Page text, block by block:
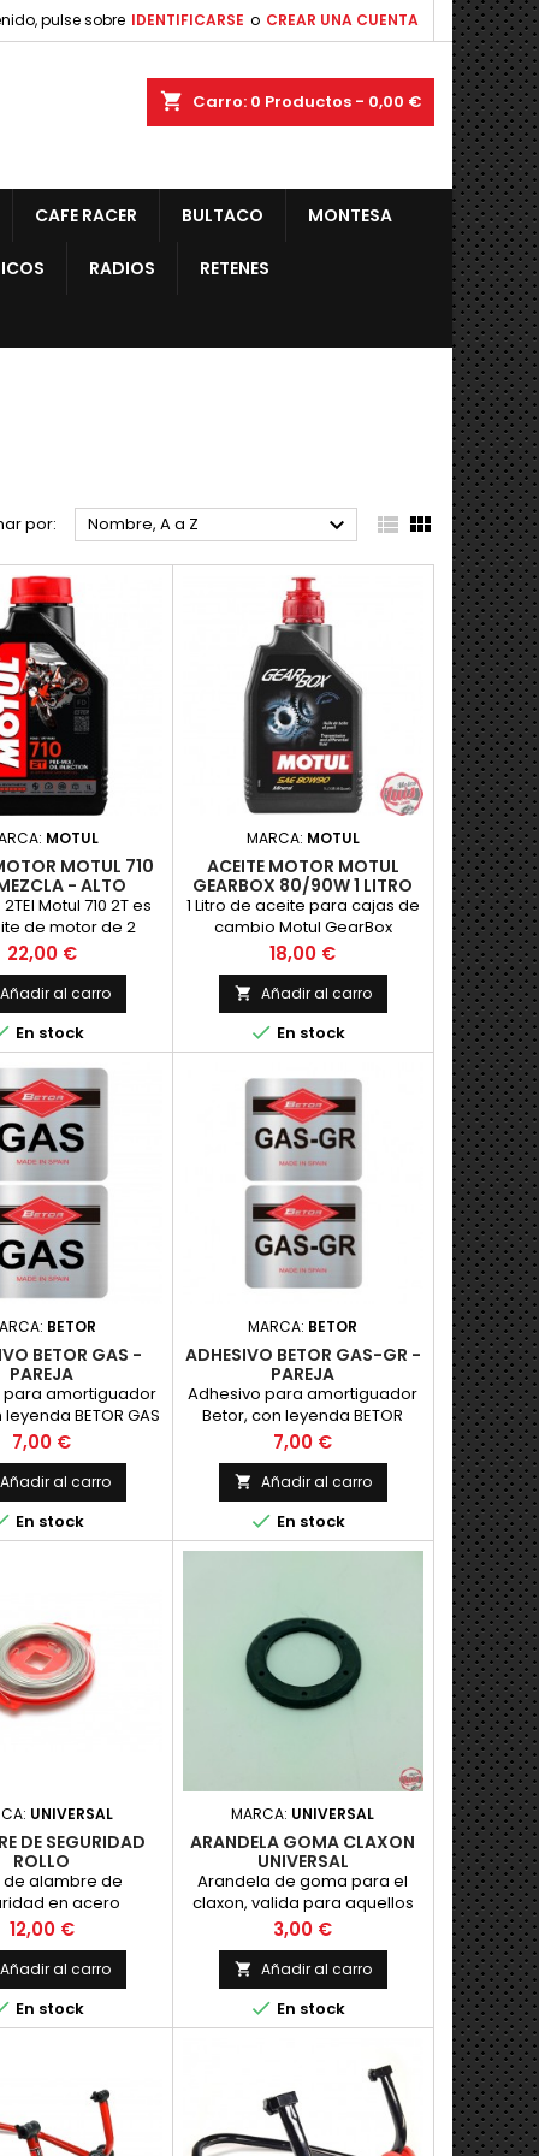
pulse sobre IDENTIFICARSE o CREAR UNA CUENTA
shopping_cart Carro: 0 Productos - 0,00 €
CAFE RACER BULTACO MONTESA
RADIOS RETENES
por: Nombre, A a Z   
MOTUL
MOTUL 710
- ALTO
Motul 710 2T es
de motor de 2
alto rendimiento
de
de alta calidad
m&aacute;s altas
en las carreras y
en todos los
de 2 tiempos con
o
Adecuado para
mixta y
Compatible con los
Precio
22,00 €
Añadir al carro
En stock
MARCA: MOTUL
ACEITE MOTOR MOTUL
GEARBOX 80/90W 1 LITRO
1 Litro de aceite para cajas de
cambio Motul GearBox
80/90W Mineral
Precio
18,00 €
 Añadir al carro
 En stock
BETOR
BETOR GAS -
PAREJA
para amortiguador
BETOR GAS
en vinilo plateado
como el
POR PAREJA
Precio
7,00 €
Añadir al carro
En stock
MARCA: BETOR
ADHESIVO BETOR GAS-GR -
PAREJA
Adhesivo para amortiguador
Betor, con leyenda BETOR
GAS-GR realizado en vinilo
plateado con impresion,
como el original. PRECIO POR
PAREJA
Precio
7,00 €
 Añadir al carro
 En stock
UNIVERSAL
DE SEGURIDAD
ROLLO
de alambre de
en acero
imprescindible en
de competicion,
metros y diametro
0.8 mm.
Precio
12,00 €
Añadir al carro
En stock
MARCA: UNIVERSAL
ARANDELA GOMA CLAXON
UNIVERSAL
Arandela de goma para el
claxon, valida para aquellos
modelos que el claxon se
empotra en el faro
Precio
3,00 €
 Añadir al carro
 En stock